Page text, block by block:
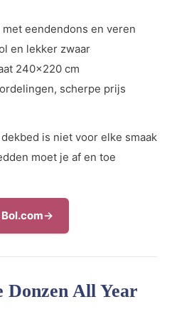
met eendendons en veren
en lekker zwaar
240×220 cm
scherpe prijs
is niet voor elke smaak
moet je af en toe
Donzen All Year